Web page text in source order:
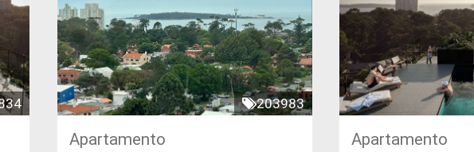
203983
Apartamento Apartamento